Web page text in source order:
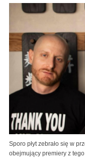
Sporo płyt zebrało się w
obejmujący premiery z